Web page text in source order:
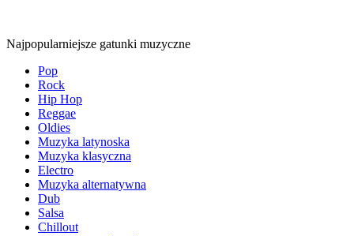
Najpopularniejsze gatunki muzyczne
Pop
Rock
Hip Hop
Reggae
Oldies
Muzyka latynoska
Muzyka klasyczna
Electro
Muzyka alternatywna
Dub
Salsa
Chillout